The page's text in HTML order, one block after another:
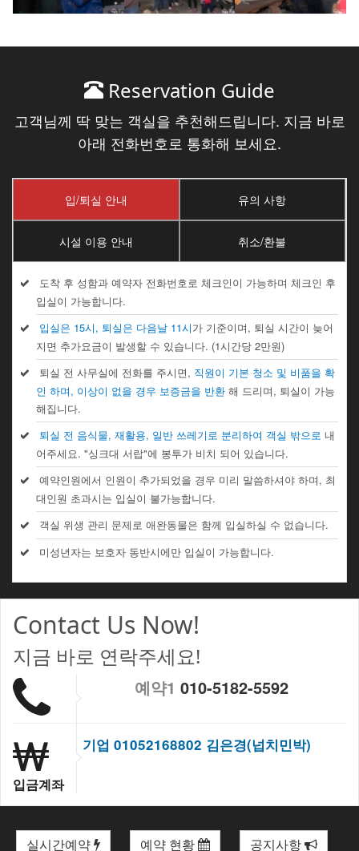
Reservation Guide
고객님께 딱 맞는 객실을 추천해드립니다. 지금 바로
아래 전화번호로 통화해 보세요.
입/퇴실 안내 유의 사항
시설 이용 안내 취소/환불
도착 후 성함과 예약자 전화번호로 체크인이 가능하며 체크인 후
입실이 가능합니다.
입실은 15시, 퇴실은 다음날 11시가 기준이며, 퇴실 시간이 늦어
지면 추가요금이 발생할 수 있습니다. (1시간당 2만원)
퇴실 전 사무실에 전화를 주시면, 직원이 기본 청소 및 비품을 확
인 하며, 이상이 없을 경우 보증금을 반환해 드리며, 퇴실이 가능
해집니다.
퇴실 전 음식물, 재활용, 일반 쓰레기로 분리하여 객실 밖으로 내
어주세요. "싱크대 서랍"에 봉투가 비치 되어 있습니다.
예약인원에서 인원이 추가되었을 경우 미리 말씀하셔야 하며, 최
대인원 초과시는 입실이 불가능합니다.
객실 위생 관리 문제로 애완동물은 함께 입실하실 수 없습니다.
미성년자는 보호자 동반시에만 입실이 가능합니다.
Contact Us Now!
지금 바로 연락주세요!
예약1 010-5182-5592
입금계좌
기업 01052168802 김은경(넙치민박)
실시간예약 예약 현황 공지사항